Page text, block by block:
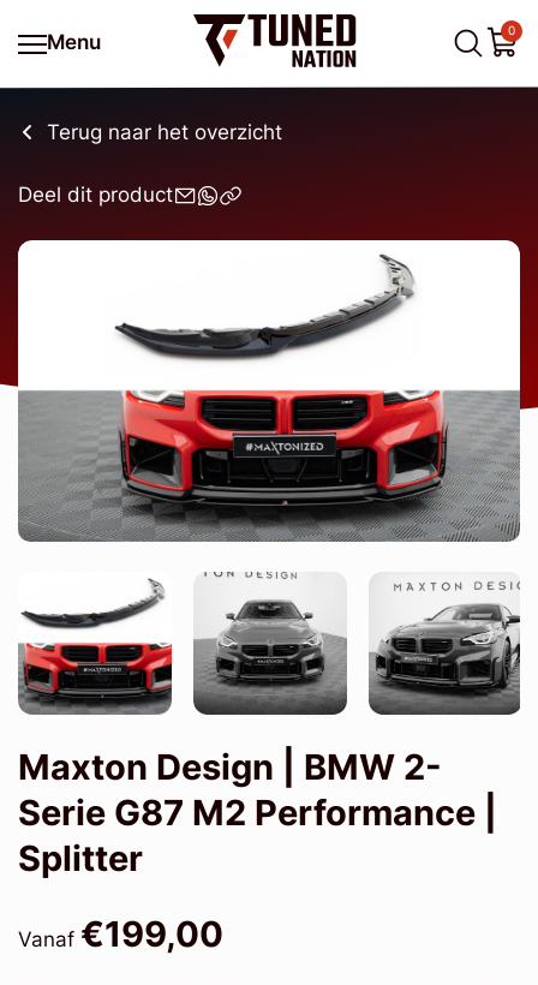
Menu
0
Terug naar het overzicht
Deel dit product
Maxton Design | BMW 2-
Serie G87 M2 Performance |
Splitter
Vanaf €199,00